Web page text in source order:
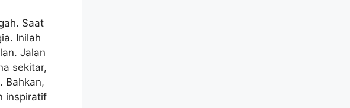
Saat
Inilah
Jalan
sekitar,
. Bahkan,
inspiratif